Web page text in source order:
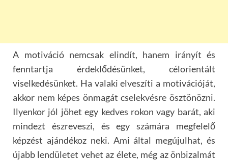
A motiváció nemcsak elindít, hanem irányít és
fenntartja érdeklődésünket, célorientált
viselkedésünket. Ha valaki elveszíti a motivációját,
akkor nem képes önmagát cselekvésre ösztönözni.
Ilyenkor jól jöhet egy kedves rokon vagy barát, aki
mindezt észreveszi, és egy számára megfelelő
képzést ajándékoz neki. Ami által megújulhat, és
újabb lendületet vehet az élete, még az önbizalmát